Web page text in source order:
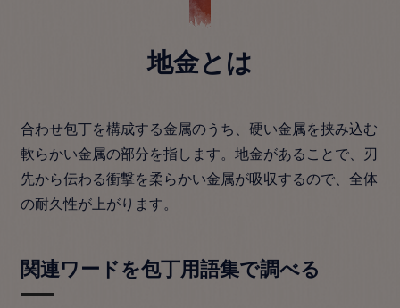
地金とは
合わせ包丁を構成する金属のうち、硬い金属を挟み込む
軟らかい金属の部分を指します。地金があることで、刃
先から伝わる衝撃を柔らかい金属が吸収するので、全体
の耐久性が上がります。
関連ワードを包丁用語集で調べる